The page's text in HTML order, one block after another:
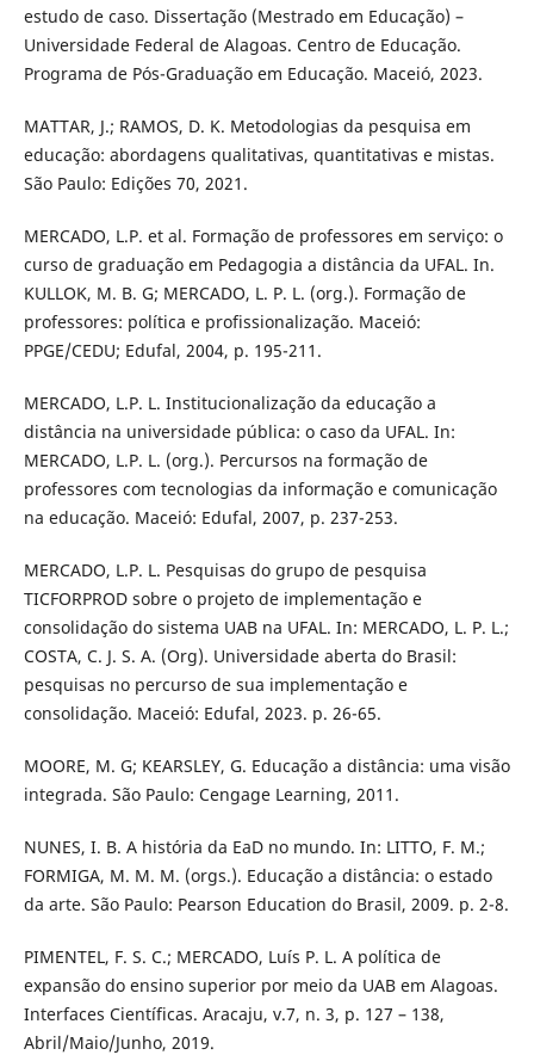
estudo de caso. Dissertação (Mestrado em Educação) –
Universidade Federal de Alagoas. Centro de Educação.
Programa de Pós-Graduação em Educação. Maceió, 2023.
MATTAR, J.; RAMOS, D. K. Metodologias da pesquisa em
educação: abordagens qualitativas, quantitativas e mistas.
São Paulo: Edições 70, 2021.
MERCADO, L.P. et al. Formação de professores em serviço: o
curso de graduação em Pedagogia a distância da UFAL. In.
KULLOK, M. B. G; MERCADO, L. P. L. (org.). Formação de
professores: política e profissionalização. Maceió:
PPGE/CEDU; Edufal, 2004, p. 195-211.
MERCADO, L.P. L. Institucionalização da educação a
distância na universidade pública: o caso da UFAL. In:
MERCADO, L.P. L. (org.). Percursos na formação de
professores com tecnologias da informação e comunicação
na educação. Maceió: Edufal, 2007, p. 237-253.
MERCADO, L.P. L. Pesquisas do grupo de pesquisa
TICFORPROD sobre o projeto de implementação e
consolidação do sistema UAB na UFAL. In: MERCADO, L. P. L.;
COSTA, C. J. S. A. (Org). Universidade aberta do Brasil:
pesquisas no percurso de sua implementação e
consolidação. Maceió: Edufal, 2023. p. 26-65.
MOORE, M. G; KEARSLEY, G. Educação a distância: uma visão
integrada. São Paulo: Cengage Learning, 2011.
NUNES, I. B. A história da EaD no mundo. In: LITTO, F. M.;
FORMIGA, M. M. M. (orgs.). Educação a distância: o estado
da arte. São Paulo: Pearson Education do Brasil, 2009. p. 2-8.
PIMENTEL, F. S. C.; MERCADO, Luís P. L. A política de
expansão do ensino superior por meio da UAB em Alagoas.
Interfaces Científicas. Aracaju, v.7, n. 3, p. 127 – 138,
Abril/Maio/Junho, 2019.